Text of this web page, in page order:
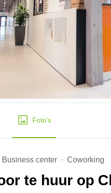
Foto's
Business center Coworking
te huur op